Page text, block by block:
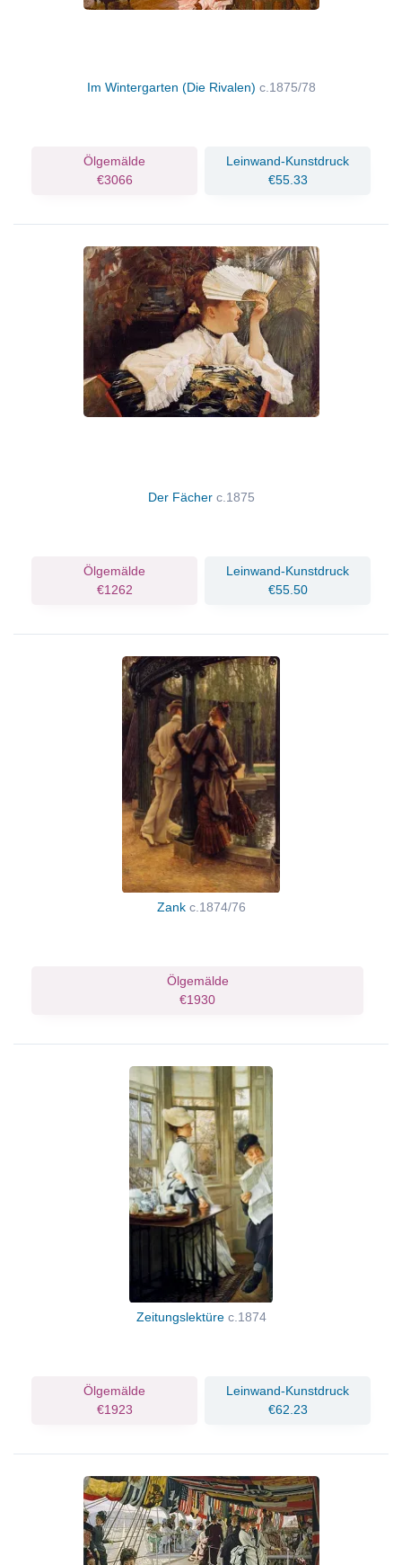
Im Wintergarten (Die Rivalen) c.1875/78
Ölgemälde
€3066
Leinwand-Kunstdruck
€55.33
Der Fächer c.1875
Ölgemälde
€1262
Leinwand-Kunstdruck
€55.50
Zank c.1874/76
Ölgemälde
€1930
Zeitungslektüre c.1874
Ölgemälde
€1923
Leinwand-Kunstdruck
€62.23